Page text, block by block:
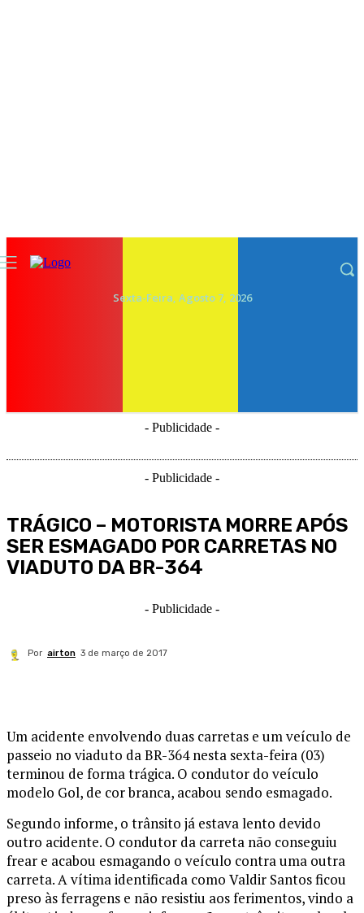
Sexta-Feira, Agosto 7, 2026
- Publicidade -
- Publicidade -
TRÁGICO – MOTORISTA MORRE APÓS
SER ESMAGADO POR CARRETAS NO
VIADUTO DA BR-364
- Publicidade -
Por airton 3 de março de 2017
Um acidente envolvendo duas carretas e um veículo de
passeio no viaduto da BR-364 nesta sexta-feira (03)
terminou de forma trágica. O condutor do veículo
modelo Gol, de cor branca, acabou sendo esmagado.
Segundo informe, o trânsito já estava lento devido
outro acidente. O condutor da carreta não conseguiu
frear e acabou esmagando o veículo contra uma outra
carreta. A vítima identificada como Valdir Santos ficou
preso às ferragens e não resistiu aos ferimentos, vindo a